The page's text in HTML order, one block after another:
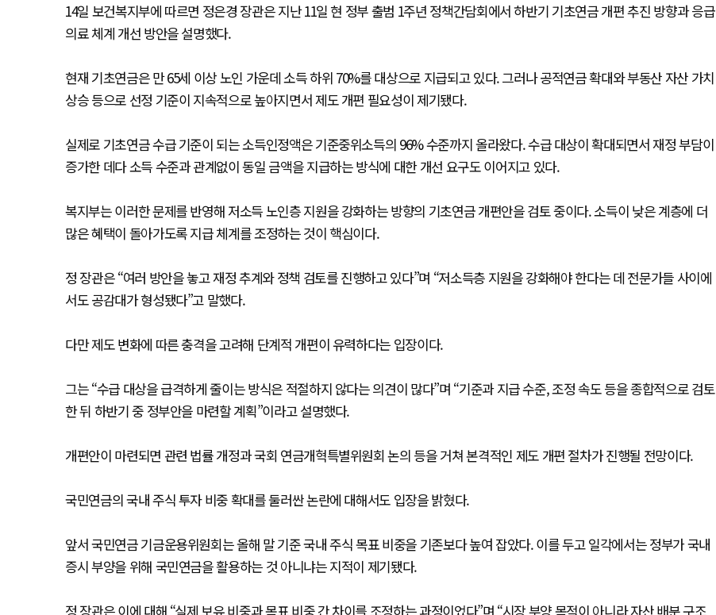
14일 보건복지부에 따르면 정은경 장관은 지난 11일 현 정부 출범 1주년 정책간담회에서 하반기 기초연금 개편 추진 방향과 응급
의료 체계 개선 방안을 설명했다.
현재 기초연금은 만 65세 이상 노인 가운데 소득 하위 70%를 대상으로 지급되고 있다. 그러나 공적연금 확대와 부동산 자산 가치
상승 등으로 선정 기준이 지속적으로 높아지면서 제도 개편 필요성이 제기됐다.
실제로 기초연금 수급 기준이 되는 소득인정액은 기준중위소득의 96% 수준까지 올라왔다. 수급 대상이 확대되면서 재정 부담이
증가한 데다 소득 수준과 관계없이 동일 금액을 지급하는 방식에 대한 개선 요구도 이어지고 있다.
복지부는 이러한 문제를 반영해 저소득 노인층 지원을 강화하는 방향의 기초연금 개편안을 검토 중이다. 소득이 낮은 계층에 더
많은 혜택이 돌아가도록 지급 체계를 조정하는 것이 핵심이다.
정 장관은 “여러 방안을 놓고 재정 추계와 정책 검토를 진행하고 있다”며 “저소득층 지원을 강화해야 한다는 데 전문가들 사이에
서도 공감대가 형성됐다”고 말했다.
다만 제도 변화에 따른 충격을 고려해 단계적 개편이 유력하다는 입장이다.
그는 “수급 대상을 급격하게 줄이는 방식은 적절하지 않다는 의견이 많다”며 “기준과 지급 수준, 조정 속도 등을 종합적으로 검토
한 뒤 하반기 중 정부안을 마련할 계획”이라고 설명했다.
개편안이 마련되면 관련 법률 개정과 국회 연금개혁특별위원회 논의 등을 거쳐 본격적인 제도 개편 절차가 진행될 전망이다.
국민연금의 국내 주식 투자 비중 확대를 둘러싼 논란에 대해서도 입장을 밝혔다.
앞서 국민연금 기금운용위원회는 올해 말 기준 국내 주식 목표 비중을 기존보다 높여 잡았다. 이를 두고 일각에서는 정부가 국내
증시 부양을 위해 국민연금을 활용하는 것 아니냐는 지적이 제기됐다.
정 장관은 이에 대해 “실제 보유 비중과 목표 비중 간 차이를 조정하는 과정이었다”며 “시장 부양 목적이 아니라 자산 배분 구조